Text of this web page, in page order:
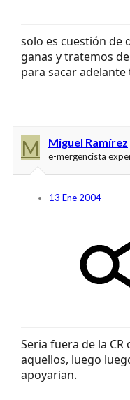
solo es cuestión de
ganas y tratemos
para sacar
M Miguel Ramírez
e-mergencista
13 Ene 2004
Seria fuera de la
aquellos, luego
apoyarian.